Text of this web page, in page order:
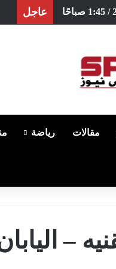
عاجل
مقالات رياضة
–